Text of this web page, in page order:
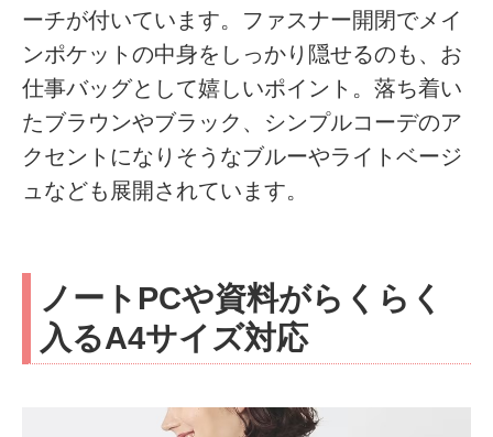
ーチが付いています。ファスナー開閉でメイ
ンポケットの中身をしっかり隠せるのも、お
仕事バッグとして嬉しいポイント。落ち着い
たブラウンやブラック、シンプルコーデのア
クセントになりそうなブルーやライトベージ
ュなども展開されています。
ノートPCや資料がらくらく
入るA4サイズ対応